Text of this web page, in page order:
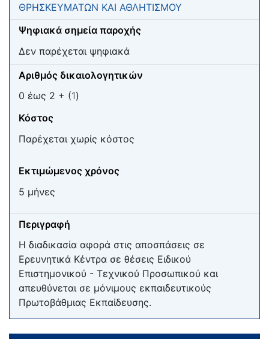
ΘΡΗΣΚΕΥΜΑΤΩΝ ΚΑΙ ΑΘΛΗΤΙΣΜΟΥ
Ψηφιακά σημεία παροχής
Δεν παρέχεται ψηφιακά
Αριθμός δικαιολογητικών
0 έως 2 + (1)
Κόστος
Παρέχεται χωρίς κόστος
Εκτιμώμενος χρόνος
5 μήνες
Περιγραφή
Η διαδικασία αφορά στις αποσπάσεις σε
Ερευνητικά Κέντρα σε θέσεις Ειδικού
Επιστημονικού - Τεχνικού Προσωπικού και
απευθύνεται σε μόνιμους εκπαιδευτικούς
Πρωτοβάθμιας Εκπαίδευσης.